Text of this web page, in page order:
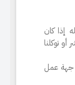
إذا كان
توكلنا
جهة عمل